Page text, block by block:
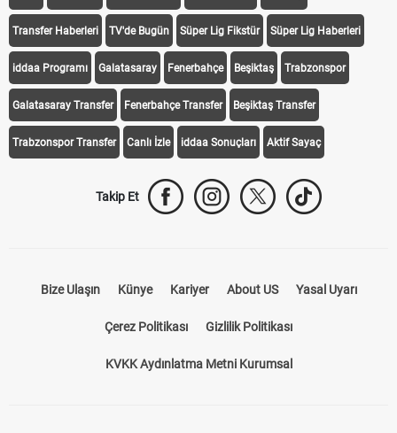
Transfer Haberleri TV'de Bugün Süper Lig Fikstür Süper Lig Haberleri
iddaa Programı Galatasaray Fenerbahçe Beşiktaş Trabzonspor
Galatasaray Transfer Fenerbahçe Transfer Beşiktaş Transfer
Trabzonspor Transfer Canlı İzle iddaa Sonuçları Aktif Sayaç
Takip Et
Bize Ulaşın Künye Kariyer About US Yasal Uyarı
Çerez Politikası Gizlilik Politikası
KVKK Aydınlatma Metni Kurumsal